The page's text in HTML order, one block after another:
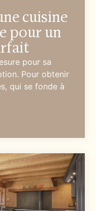
cuisine
pour un
pour sa
Pour obtenir
qui se fonde à